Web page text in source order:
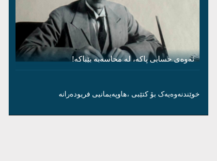
ئەوەی حسابی پاکە، لە محاسەبە بێباکە!
خوێندنەوەیەک بۆ کتێبی ،هاوپەیمانیی فریودەرانە